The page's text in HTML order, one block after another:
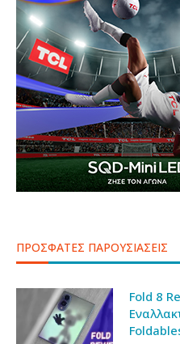
ΠΡΟΣΦΑΤΕΣ ΠΑΡΟΥΣΙΑΣΕΙΣ
Fold 8